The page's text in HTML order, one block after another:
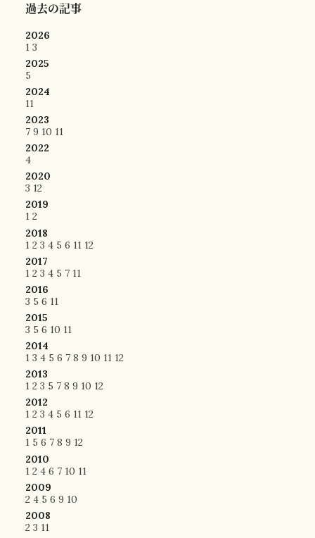
過去の記事
2026
1 3
2025
5
2024
11
2023
7 9 10 11
2022
4
2020
3 12
2019
1 2
2018
1 2 3 4 5 6 11 12
2017
1 2 3 4 5 7 11
2016
3 5 6 11
2015
3 5 6 10 11
2014
1 3 4 5 6 7 8 9 10 11 12
2013
1 2 3 5 7 8 9 10 12
2012
1 2 3 4 5 6 11 12
2011
1 5 6 7 8 9 12
2010
1 2 4 6 7 10 11
2009
2 4 5 6 9 10
2008
2 3 11